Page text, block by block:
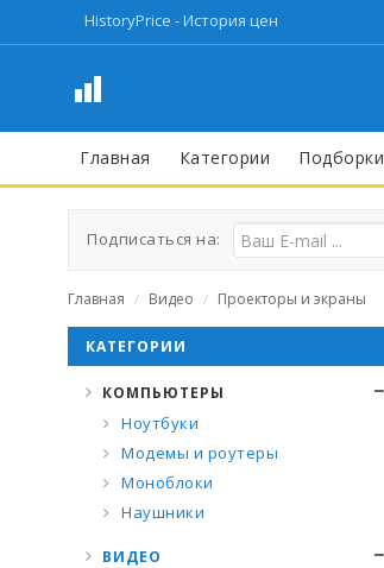
HistoryPrice - История цен
Главная Категории Подборки
Подписаться на:
Главная / Видео / Проекторы и экраны
КАТЕГОРИИ
КОМПЬЮТЕРЫ
Ноутбуки
Модемы и роутеры
Моноблоки
Наушники
ВИДЕО